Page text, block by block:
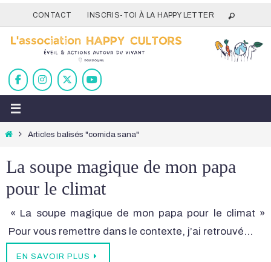
vers
contenu
CONTACT INSCRIS-TOI À LA HAPPY LETTER
HomeArticles balisés "comida sana"
La soupe magique de mon papa
pour le climat
« La soupe magique de mon papa pour le climat »
Pour vous remettre dans le contexte, j’ai retrouvé…
EN SAVOIR PLUS